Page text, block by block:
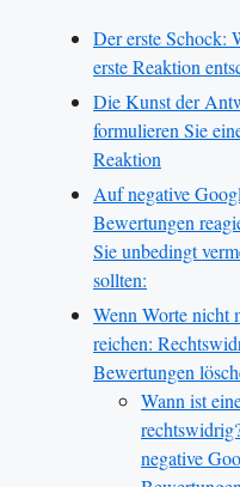
Der erste Schock:
erste Reaktion
Die Kunst der
formulieren Sie
Reaktion
Auf negative
Bewertungen
Sie unbedingt
sollten:
Wenn Worte nicht
reichen:
Bewertungen
Wann ist
negative